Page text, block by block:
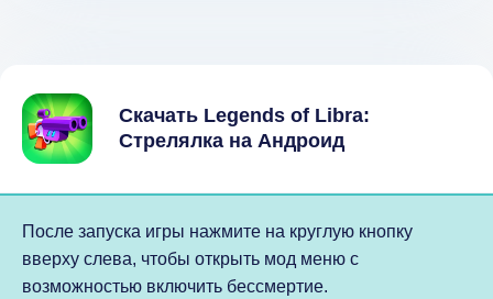
Скачать Legends of Libra:
Стрелялка на Андроид
После запуска игры нажмите на круглую кнопку
вверху слева, чтобы открыть мод меню с
возможностью включить бессмертие.